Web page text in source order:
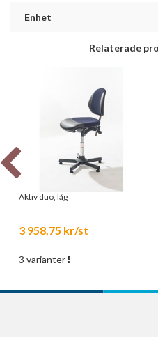
Enhet
Relaterade
Aktiv duo, låg
3 958,75 kr/st
3 varianter